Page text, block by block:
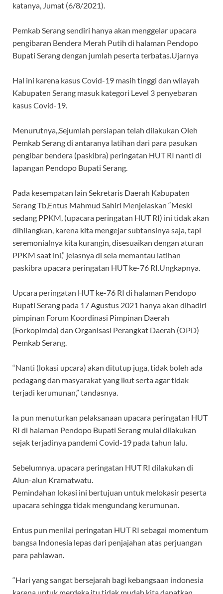
katanya, Jumat (6/8/2021).
Pemkab Serang sendiri hanya akan menggelar upacara
pengibaran Bendera Merah Putih di halaman Pendopo
Bupati Serang dengan jumlah peserta terbatas.Ujarnya
Hal ini karena kasus Covid-19 masih tinggi dan wilayah
Kabupaten Serang masuk kategori Level 3 penyebaran
kasus Covid-19.
Menurutnya,,Sejumlah persiapan telah dilakukan Oleh
Pemkab Serang di antaranya latihan dari para pasukan
pengibar bendera (paskibra) peringatan HUT RI nanti di
lapangan Pendopo Bupati Serang.
Pada kesempatan lain Sekretaris Daerah Kabupaten
Serang Tb,Entus Mahmud Sahiri Menjelaskan “Meski
sedang PPKM, (upacara peringatan HUT RI) ini tidak akan
dihilangkan, karena kita mengejar subtansinya saja, tapi
seremonialnya kita kurangin, disesuaikan dengan aturan
PPKM saat ini,” jelasnya di sela memantau latihan
paskibra upacara peringatan HUT ke-76 RI.Ungkapnya.
Upcara peringatan HUT ke-76 RI di halaman Pendopo
Bupati Serang pada 17 Agustus 2021 hanya akan dihadiri
pimpinan Forum Koordinasi Pimpinan Daerah
(Forkopimda) dan Organisasi Perangkat Daerah (OPD)
Pemkab Serang.
“Nanti (lokasi upcara) akan ditutup juga, tidak boleh ada
pedagang dan masyarakat yang ikut serta agar tidak
terjadi kerumunan,” tandasnya.
Ia pun menuturkan pelaksanaan upacara peringatan HUT
RI di halaman Pendopo Bupati Serang mulai dilakukan
sejak terjadinya pandemi Covid-19 pada tahun lalu.
Sebelumnya, upacara peringatan HUT RI dilakukan di
Alun-alun Kramatwatu.
Pemindahan lokasi ini bertujuan untuk melokasir peserta
upacara sehingga tidak mengundang kerumunan.
Entus pun menilai peringatan HUT RI sebagai momentum
bangsa Indonesia lepas dari penjajahan atas perjuangan
para pahlawan.
“Hari yang sangat bersejarah bagi kebangsaan indonesia